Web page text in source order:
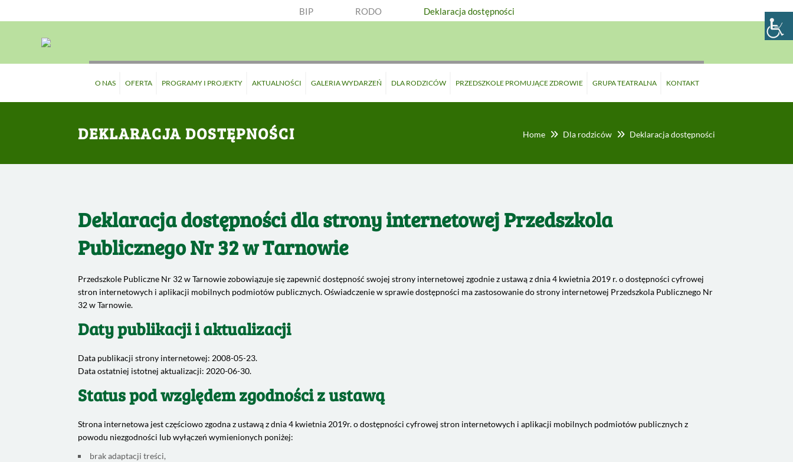
BIP RODO Deklaracja dostępności
O NAS OFERTA PROGRAMY I PROJEKTY AKTUALNOŚCI GALERIA WYDARZEŃ DLA RODZICÓW PRZEDSZKOLE PROMUJĄCE ZDROWIE GRUPA TEATRALNA KONTAKT
DEKLARACJA DOSTĘPNOŚCI Home Dla rodziców Deklaracja dostępności
Deklaracja dostępności dla strony internetowej Przedszkola
Publicznego Nr 32 w Tarnowie
Przedszkole Publiczne Nr 32 w Tarnowie zobowiązuje się zapewnić dostępność swojej strony internetowej zgodnie z ustawą z dnia 4 kwietnia 2019 r. o dostępności cyfrowej
stron internetowych i aplikacji mobilnych podmiotów publicznych. Oświadczenie w sprawie dostępności ma zastosowanie do strony internetowej Przedszkola Publicznego Nr
32 w Tarnowie.
Daty publikacji i aktualizacji
Data publikacji strony internetowej: 2008-05-23.
Data ostatniej istotnej aktualizacji: 2020-06-30.
Status pod względem zgodności z ustawą
Strona internetowa jest częściowo zgodna z ustawą z dnia 4 kwietnia 2019r. o dostępności cyfrowej stron internetowych i aplikacji mobilnych podmiotów publicznych z
powodu niezgodności lub wyłączeń wymienionych poniżej:
brak adaptacji treści,